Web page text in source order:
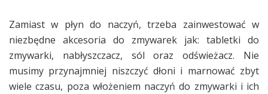
Zamiast w płyn do naczyń, trzeba zainwestować w
niezbędne akcesoria do zmywarek jak: tabletki do
zmywarki, nabłyszczacz, sól oraz odświeżacz. Nie
musimy przynajmniej niszczyć dłoni i marnować zbyt
wiele czasu, poza włożeniem naczyń do zmywarki i ich